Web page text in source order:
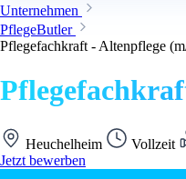
Unternehmen
PflegeButler
Pflegefachkraft - Altenpflege
Heuchelheim Vollzeit
Jetzt bewerben